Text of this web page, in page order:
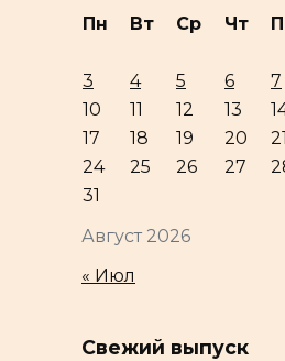
Август 2026
Пн Вт Ср Чт
3
4 5 6 7
10
11 12 13
17
18 19 20 21
24
25 26 27
31
« Июл
Свежий выпуск